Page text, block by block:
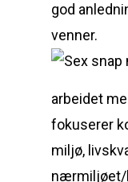
god
venner.
arbeidet
fokuserer
miljø,
nærmiljøet/